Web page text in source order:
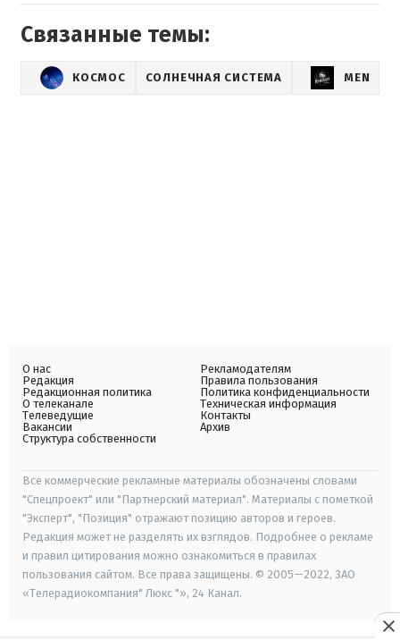
Связанные темы:
КОСМОС СОЛНЕЧНАЯ СИСТЕМА MEN
О нас
Редакция
Редакционная политика
О телеканале
Телеведущие
Вакансии
Структура собственности
Рекламодателям
Правила пользования
Политика конфиденциальности
Техническая информация
Контакты
Архив
Все коммерческие рекламные материалы обозначены словами
"Спецпроект" или "Партнерский материал". Материалы с пометкой
"Эксперт", "Позиция" отражают позицию авторов и героев.
Редакция может не разделять их взглядов. Подробнее о рекламе
и правил цитирования можно ознакомиться в правилах
пользования сайтом. Все права защищены. © 2005—2022, ЗАО
«Телерадиокомпания" Люкс "», 24 Канал.